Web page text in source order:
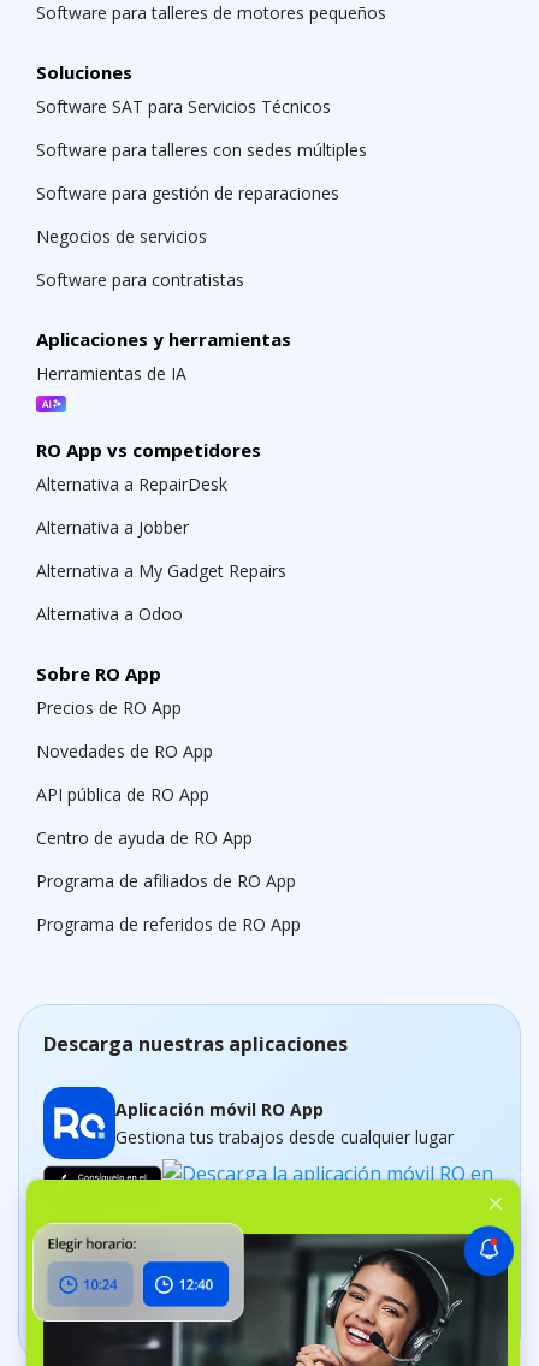
Software para talleres de motores pequeños
Soluciones
Software SAT para Servicios Técnicos
Software para talleres con sedes múltiples
Software para gestión de reparaciones
Negocios de servicios
Software para contratistas
Aplicaciones y herramientas
Herramientas de IA
RO App vs competidores
Alternativa a RepairDesk
Alternativa a Jobber
Alternativa a My Gadget Repairs
Alternativa a Odoo
Sobre RO App
Precios de RO App
Novedades de RO App
API pública de RO App
Centro de ayuda de RO App
Programa de afiliados de RO App
Programa de referidos de RO App
Descarga nuestras aplicaciones
Aplicación móvil RO App
Gestiona tus trabajos desde cualquier lugar
Aplicación Dashboard
Realiza un control del negocio en tiempo real